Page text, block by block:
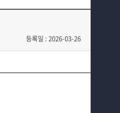
학과과정
학과소식
등록일 : 2026-03-26